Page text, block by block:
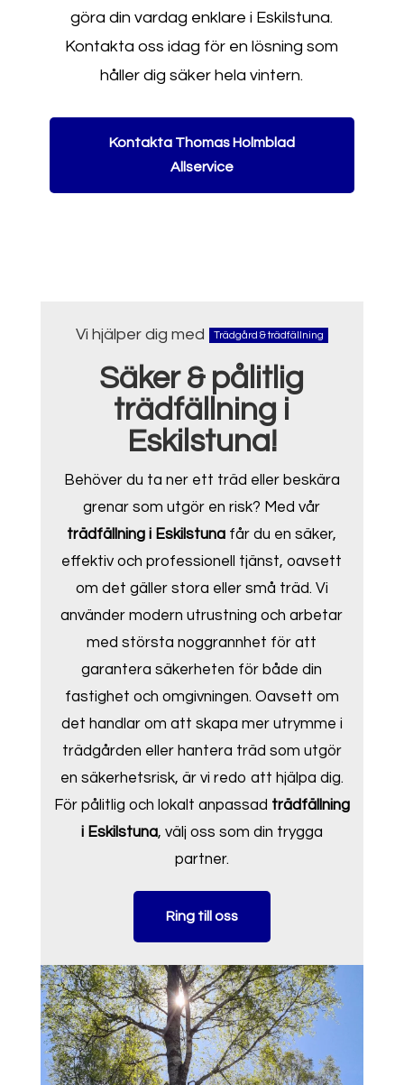
göra din vardag enklare i Eskilstuna.
Kontakta oss idag för en lösning som
håller dig säker hela vintern.
Kontakta Thomas Holmblad
Allservice
Vi hjälper dig med Trädgård & trädfällning
Säker & pålitlig
trädfällning i
Eskilstuna!
Behöver du ta ner ett träd eller beskära
grenar som utgör en risk? Med vår
trädfällning i Eskilstuna får du en säker,
effektiv och professionell tjänst, oavsett
om det gäller stora eller små träd. Vi
använder modern utrustning och arbetar
med största noggrannhet för att
garantera säkerheten för både din
fastighet och omgivningen. Oavsett om
det handlar om att skapa mer utrymme i
trädgården eller hantera träd som utgör
en säkerhetsrisk, är vi redo att hjälpa dig.
För pålitlig och lokalt anpassad trädfällning
i Eskilstuna, välj oss som din trygga
partner.
Ring till oss